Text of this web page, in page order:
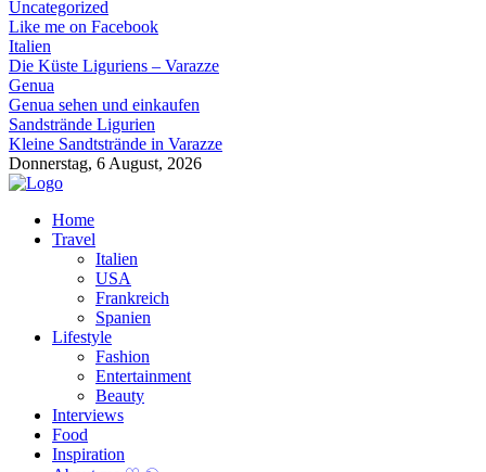
Uncategorized
Like me on Facebook
Italien
Die Küste Liguriens – Varazze
Genua
Genua sehen und einkaufen
Sandstrände Ligurien
Kleine Sandtstrände in Varazze
Donnerstag, 6 August, 2026
Home
Travel
Italien
USA
Frankreich
Spanien
Lifestyle
Fashion
Entertainment
Beauty
Interviews
Food
Inspiration